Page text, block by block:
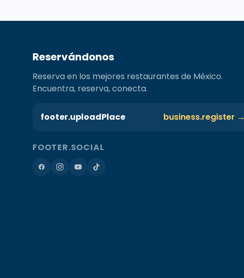
Reservándonos
Reserva en los mejores restaurantes de México.
Encuentra, reserva, conecta.
footer.uploadPlace business.register →
FOOTER.SOCIAL